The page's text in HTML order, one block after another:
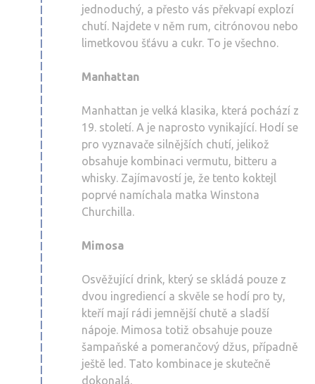
jednoduchý, a přesto vás překvapí explozí
chutí. Najdete v něm rum, citrónovou nebo
limetkovou šťávu a cukr. To je všechno.
Manhattan
Manhattan je velká klasika, která pochází z
19. století. A je naprosto vynikající. Hodí se
pro vyznavače silnějších chutí, jelikož
obsahuje kombinaci vermutu, bitteru a
whisky. Zajímavostí je, že tento koktejl
poprvé namíchala matka Winstona
Churchilla.
Mimosa
Osvěžující drink, který se skládá pouze z
dvou ingrediencí a skvěle se hodí pro ty,
kteří mají rádi jemnější chutě a sladší
nápoje. Mimosa totiž obsahuje pouze
šampaňské a pomerančový džus, případně
ještě led. Tato kombinace je skutečně
dokonalá.